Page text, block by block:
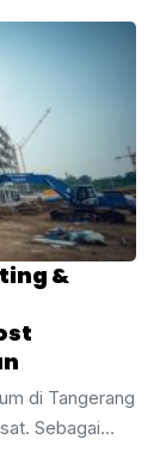
Selatan,
pesat,
dan
&
di Tangerang
Sebagai